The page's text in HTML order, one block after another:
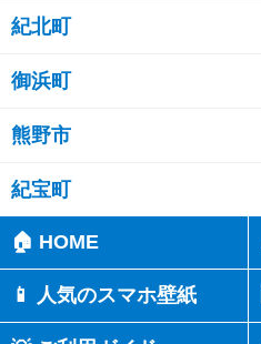
紀北町
御浜町
熊野市
紀宝町
🏠 HOME
📱 人気のスマホ壁紙